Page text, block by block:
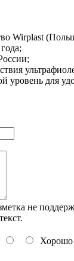
Wirplast
уровень для
не
Хорошо